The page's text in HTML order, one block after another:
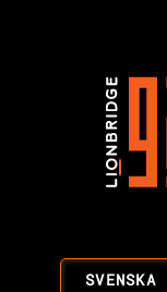
SVENSKA